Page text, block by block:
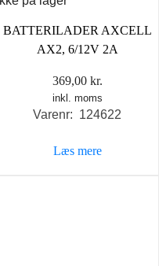
BATTERILADER AXCELL
AX2, 6/12V 2A
369,00 kr.
inkl. moms
Varenr: 124622
Læs mere